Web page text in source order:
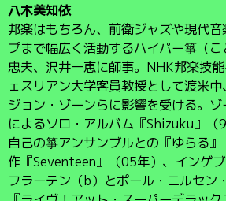
八木美知依
邦楽はもちろん、前衛ジャズや現代
プまで幅広く活動するハイパー箏（
忠夫、沢井一恵に師事。NHK邦楽技
ェスリアン大学客員教授として渡米
ジョン・ゾーンらに影響を受ける。
によるソロ・アルバム『Shizuku』（
自己の箏アンサンブルとの『ゆらる
作『Seventeen』（05年）、インゲブ
フラーテン（b）とポール・ニルセン